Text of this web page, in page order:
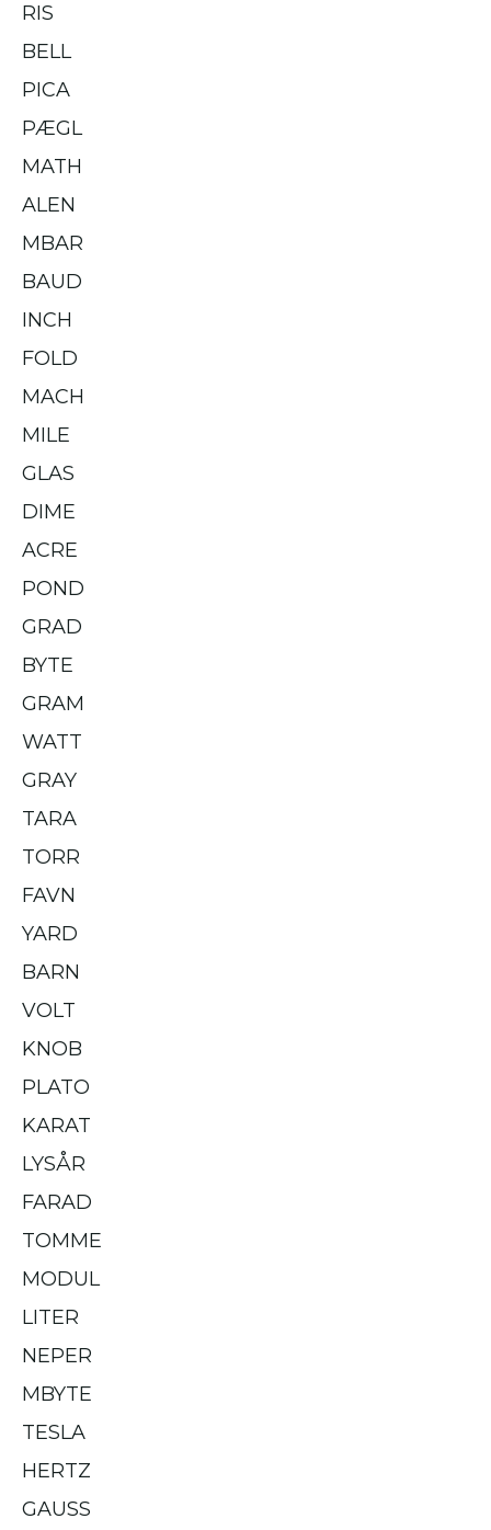
RIS
BELL
PICA
PÆGL
MATH
ALEN
MBAR
BAUD
INCH
FOLD
MACH
MILE
GLAS
DIME
ACRE
POND
GRAD
BYTE
GRAM
WATT
GRAY
TARA
TORR
FAVN
YARD
BARN
VOLT
KNOB
PLATO
KARAT
LYSÅR
FARAD
TOMME
MODUL
LITER
NEPER
MBYTE
TESLA
HERTZ
GAUSS